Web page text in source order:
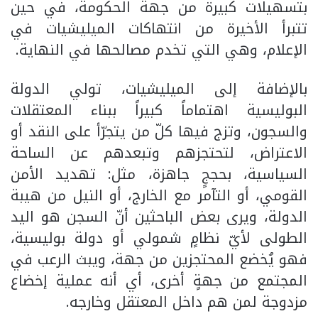
بتسهيلات كبيرة من جهة الحكومة، في حين
تتبرأ الأخيرة من انتهاكات الميليشيات في
الإعلام، وهي التي تخدم مصالحها في النهاية.
بالإضافة إلى الميليشيات، تولي الدولة
البوليسية اهتماماً كبيراً ببناء المعتقلات
والسجون، وتزج فيها كلّ من يتجرّأ على النقد أو
الاعتراض، لتحتجزهم وتبعدهم عن الساحة
السياسية، بحججٍ جاهزة، مثل: تهديد الأمن
القومي، أو التآمر مع الخارج، أو النيل من هيبة
الدولة، ويرى بعض الباحثين أنّ السجن هو اليد
الطولى لأيّ نظامٍ شمولي أو دولة بوليسية،
فهو يُخضع المحتجزين من جهة، ويبث الرعب في
المجتمع من جهةٍ أخرى، أي أنه عملية إخضاع
مزدوجة لمن هم داخل المعتقل وخارجه.